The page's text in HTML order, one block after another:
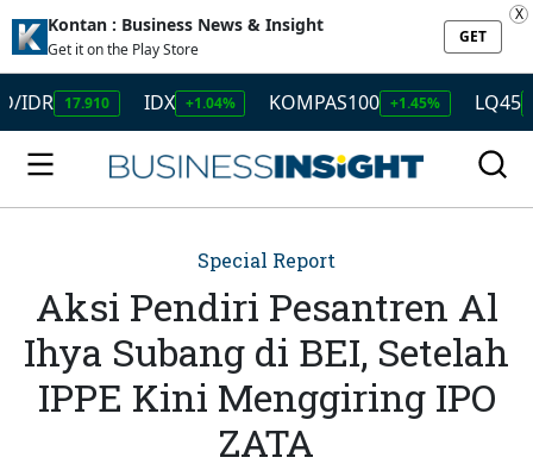
Kontan : Business News & Insight
Get it on the Play Store
GET
X
17.910 IDX +1.04% KOMPAS100 +1.45% LQ45 +1.50%
Special Report
Aksi Pendiri Pesantren Al
Ihya Subang di BEI, Setelah
IPPE Kini Menggiring IPO
ZATA